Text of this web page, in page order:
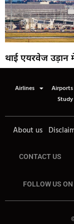
थाई एयरवेज उड़ान
Airlines Airports
Study
About us
CONTACT US
FOLLOW US ON